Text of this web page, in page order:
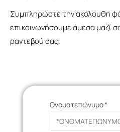
Συμπληρώστε την ακόλουθη
επικοινωνήσουμε άμεσα μαζί
ραντεβού σας.
Ονοματεπώνυμο*